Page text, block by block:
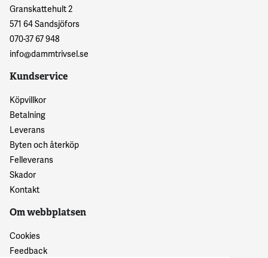
Granskattehult 2
571 64 Sandsjöfors
070-37 67 948
info@dammtrivsel.se
Kundservice
Köpvillkor
Betalning
Leverans
Byten och återköp
Felleverans
Skador
Kontakt
Om webbplatsen
Cookies
Feedback